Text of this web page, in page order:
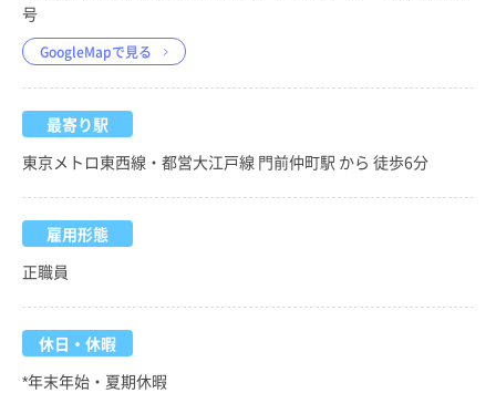
号
GoogleMapで見る
最寄り駅
東京メトロ東西線・都営大江戸線 門前仲町駅 から 徒歩6分
雇用形態
正職員
休日・休暇
*年末年始・夏期休暇